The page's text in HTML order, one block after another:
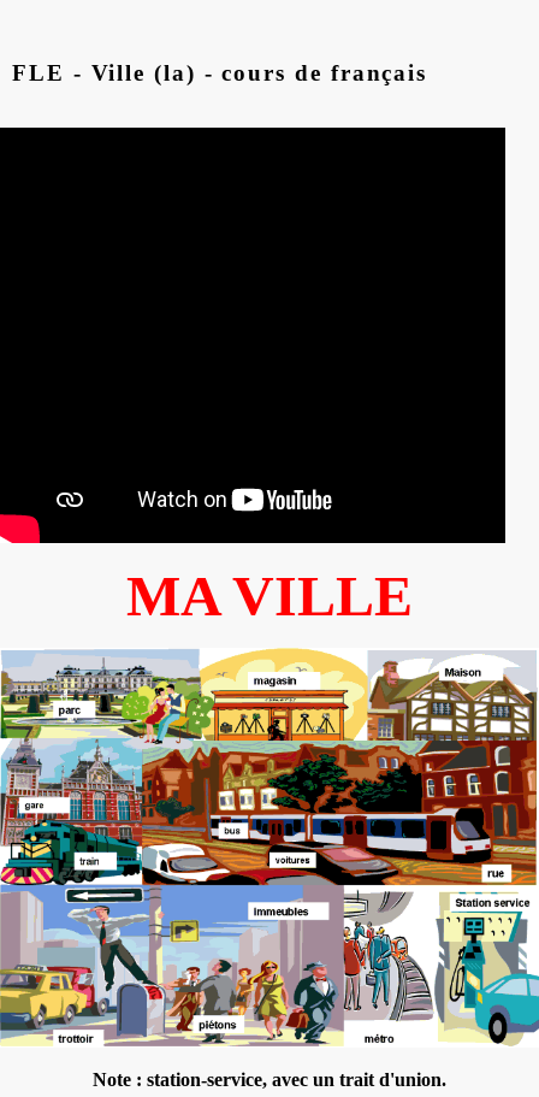
FLE - Ville (la) - cours de français
MA VILLE
Note : station-service, avec un trait d'union.